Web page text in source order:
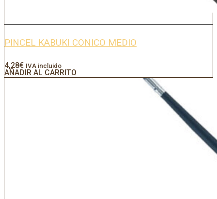
PINCEL KABUKI CONICO MEDIO
4,28€ IVA incluido
AÑADIR AL CARRITO